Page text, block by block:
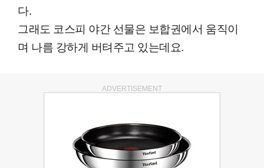
다.
그래도 코스피 야간 선물은 보합권에서 움직이
며 나름 강하게 버텨주고 있는데요.
ADVERTISEMENT